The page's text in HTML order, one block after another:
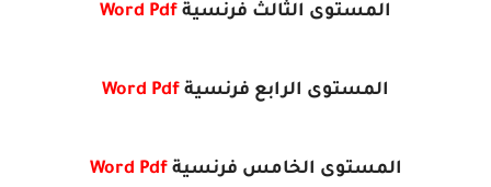
المستوى الثالث فرنسية Word Pdf
المستوى الرابع فرنسية Word Pdf
المستوى الخامس فرنسية Word Pdf